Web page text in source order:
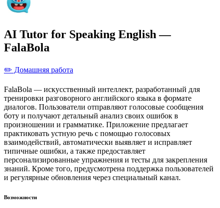
AI Tutor for Speaking English —
FalaBola
✏️ Домашняя работа
FalaBola — искусственный интеллект, разработанный для
тренировки разговорного английского языка в формате
диалогов. Пользователи отправляют голосовые сообщения
боту и получают детальный анализ своих ошибок в
произношении и грамматике. Приложение предлагает
практиковать устную речь с помощью голосовых
взаимодействий, автоматически выявляет и исправляет
типичные ошибки, а также предоставляет
персонализированные упражнения и тесты для закрепления
знаний. Кроме того, предусмотрена поддержка пользователей
и регулярные обновления через специальный канал.
Возможности